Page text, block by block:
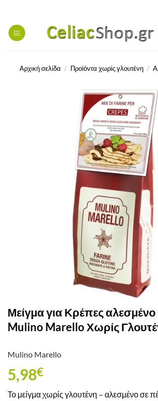
περιεχόμενο
Αρχική σελίδα / Προϊόντα χωρίς γλουτένη /
Μείγμα για Κρέπες
Mulino Marello Χωρίς
Mulino Marello
5,98€
Το μείγμα χωρίς γλουτένη – αλεσμένο σε